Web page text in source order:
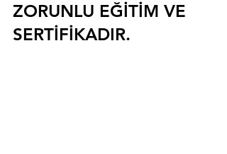
ZORUNLU EĞİTİM VE
SERTİFİKADIR.